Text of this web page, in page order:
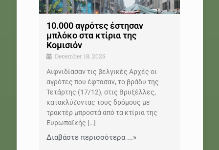
10.000 αγρότες έστησαν
μπλόκο στα κτίρια της
Κομισιόν
December 18, 2025
Αιφνιδίασαν τις βελγικές Αρχές οι
αγρότες που έφτασαν, το βράδυ της
Τετάρτης (17/12), στις Βρυξέλλες,
κατακλύζοντας τους δρόμους με
τρακτέρ μπροστά από τα κτίρια της
Ευρωπαϊκής […]
Διαβάστε περισσότερα ...»